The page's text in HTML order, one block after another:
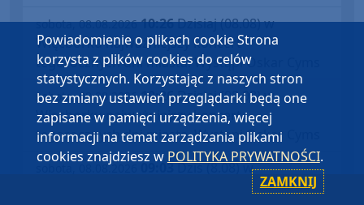
sobota, 08.08.2026 10:26Dzisiaj (08.08) w
Więcborku najważniejszy koncert
tegorocznych dni miasta. Wystąpi Oskar Cyms
sobota, 08.08.2026 10:26Dzisiaj (08.08) w
Więcborku najważniejszy koncert
tegorocznych dni miasta. Wystąpi Oskar Cyms
sobota, 08.08.2026 09:03Dziś (8.08) w
Charzykowach ostatni dzień Festiwalu Piosenki
Powiadomienie o plikach cookie Strona
korzysta z plików cookies do celów
statystycznych. Korzystając z naszych stron
bez zmiany ustawień przeglądarki będą one
zapisane w pamięci urządzenia, więcej
informacji na temat zarządzania plikami
cookies znajdziesz w POLITYKA PRYWATNOŚCI.
ZAMKNIJ